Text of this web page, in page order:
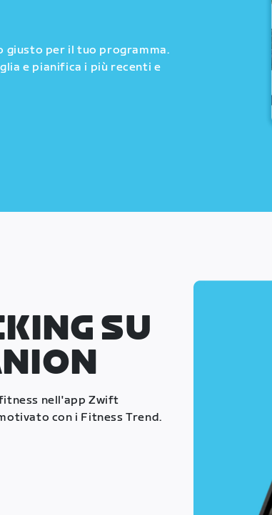
giusto per il tuo programma.
e pianifica i più recenti e
SU
nell'app Zwift
con i Fitness Trend.